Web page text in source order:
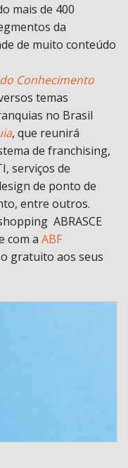
mais de 400
da
de muito conteúdo
Conhecimento
temas
no Brasil
, que reunirá
de franchising,
serviços de
de ponto de
entre outros.
ABRASCE
com a ABF
gratuito aos seus